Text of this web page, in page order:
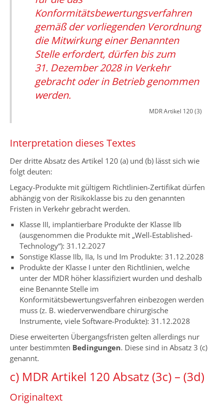
Konformitätsbewertungsverfahren
gemäß der vorliegenden Verordnung
die Mitwirkung einer Benannten
Stelle erfordert, dürfen bis zum
31. Dezember 2028 in Verkehr
gebracht oder in Betrieb genommen
werden.
MDR Artikel 120 (3)
Interpretation dieses Textes
Der dritte Absatz des Artikel 120 (a) und (b) lässt sich wie
folgt deuten:
Legacy-Produkte mit gültigem Richtlinien-Zertifikat dürfen
abhängig von der Risikoklasse bis zu den genannten
Fristen in Verkehr gebracht werden.
Klasse III, implantierbare Produkte der Klasse IIb
(ausgenommen die Produkte mit „Well-Established-
Technology“): 31.12.2027
Sonstige Klasse IIb, IIa, Is und Im Produkte: 31.12.2028
Produkte der Klasse I unter den Richtlinien, welche
unter der MDR höher klassifiziert wurden und deshalb
eine Benannte Stelle im
Konformitätsbewertungsverfahren einbezogen werden
muss (z. B. wiederverwendbare chirurgische
Instrumente, viele Software-Produkte): 31.12.2028
Diese erweiterten Übergangsfristen gelten allerdings nur
unter bestimmten Bedingungen. Diese sind in Absatz 3 (c)
genannt.
c) MDR Artikel 120 Absatz (3c) – (3d)
Originaltext